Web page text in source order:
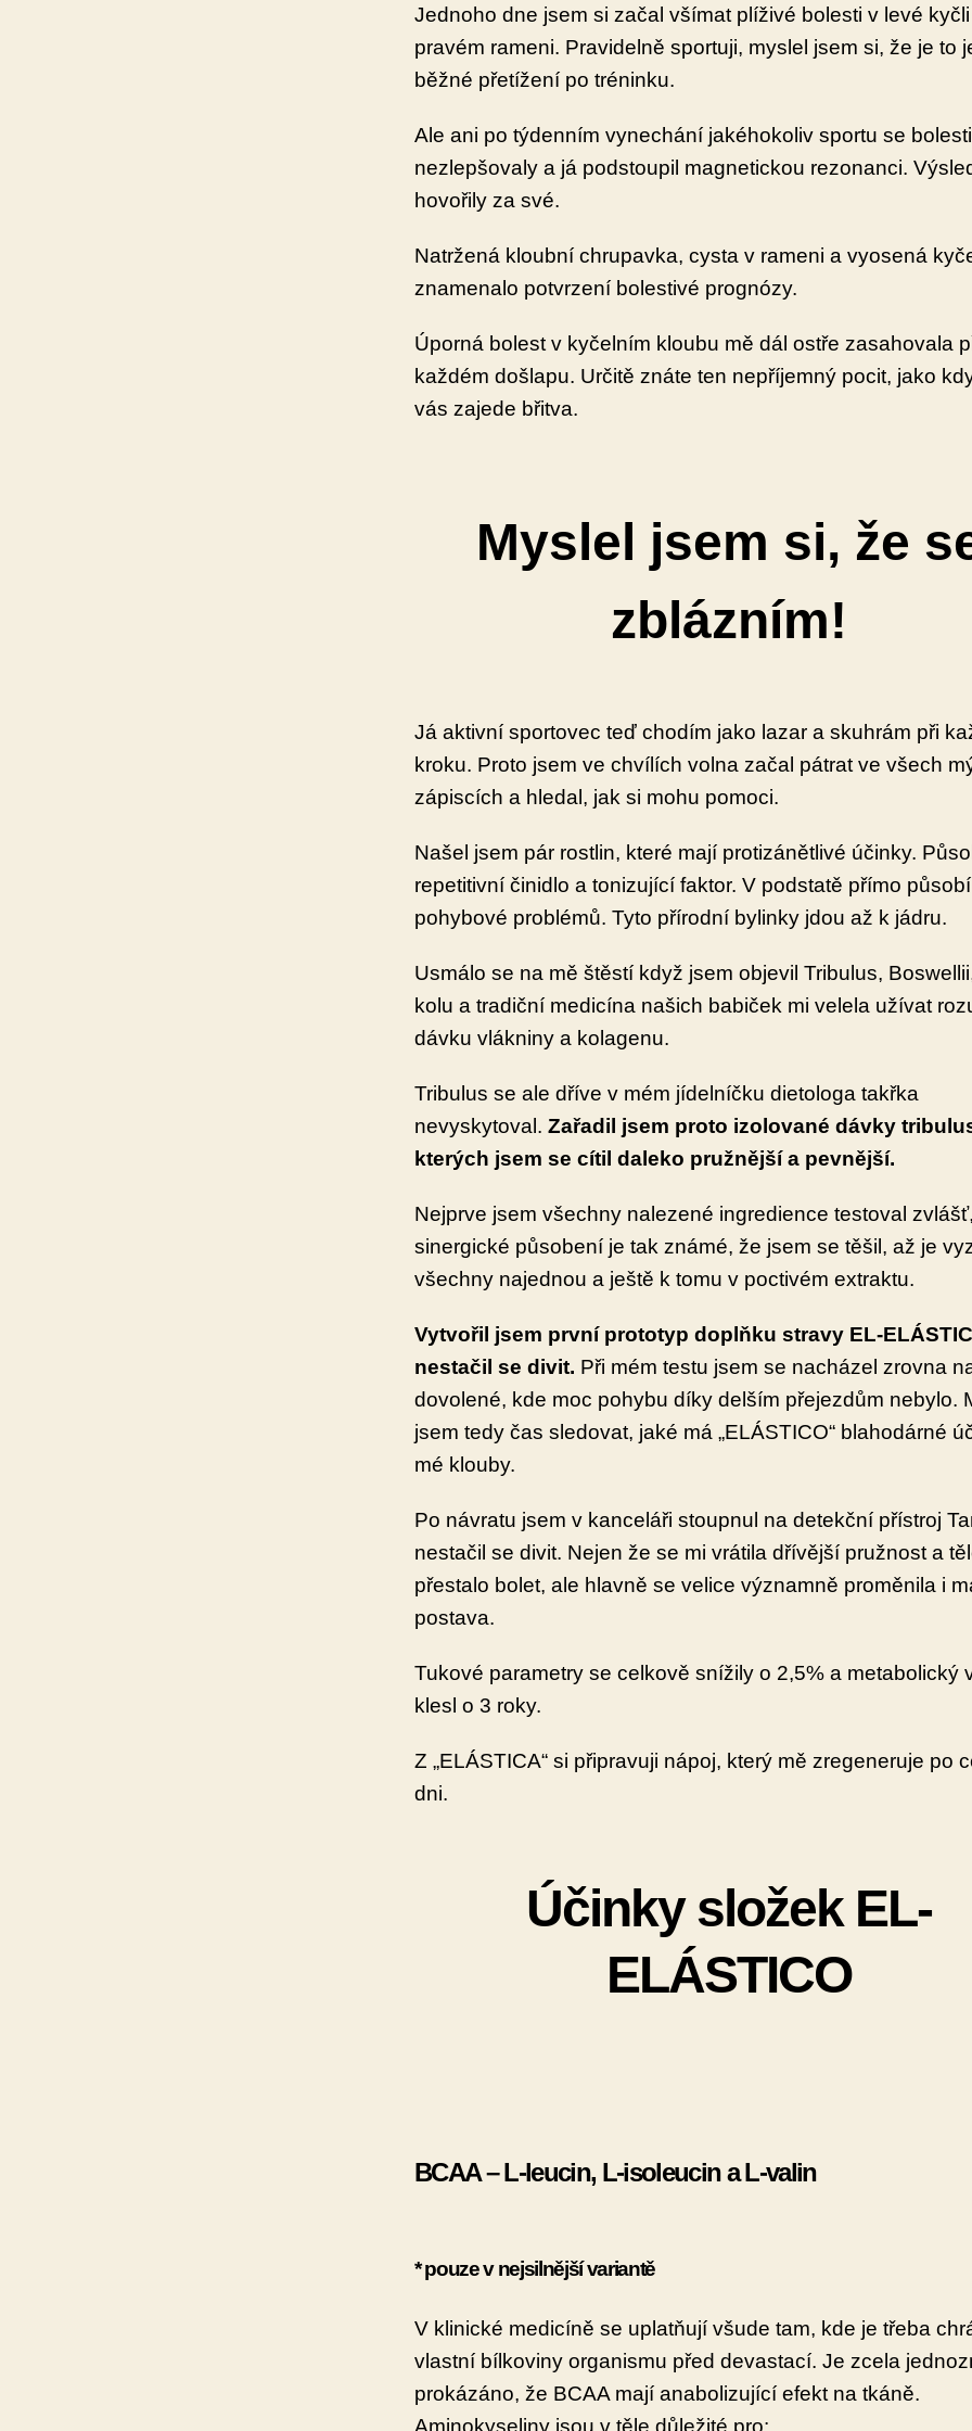
Jednoho dne jsem si začal všímat plíživé bolesti v levé
pravém rameni. Pravidelně sportuji, myslel jsem si, že je to
běžné přetížení po tréninku.
Ale ani po týdenním vynechání jakéhokoliv sportu se bolesti
nezlepšovaly a já podstoupil magnetickou rezonanci.
hovořily za své.
Natržená kloubní chrupavka, cysta v rameni a vyosená
znamenalo potvrzení bolestivé prognózy.
Úporná bolest v kyčelním kloubu mě dál ostře zasahovala
každém došlapu. Určitě znáte ten nepříjemný pocit, jako
vás zajede břitva.
Myslel jsem si, že
zblázním!
Já aktivní sportovec teď chodím jako lazar a skuhrám při
kroku. Proto jsem ve chvílích volna začal pátrat ve všech
zápiscích a hledal, jak si mohu pomoci.
Našel jsem pár rostlin, které mají protizánětlivé účinky.
repetitivní činidlo a tonizující faktor. V podstatě přímo
pohybové problémů. Tyto přírodní bylinky jdou až k jádru.
Usmálo se na mě štěstí když jsem objevil Tribulus,
kolu a tradiční medicína našich babiček mi velela užívat
dávku vlákniny a kolagenu.
Tribulus se ale dříve v mém jídelníčku dietologa takřka
nevyskytoval. Zařadil jsem proto izolované dávky
kterých jsem se cítil daleko pružnější a pevnější.
Nejprve jsem všechny nalezené ingredience testoval
sinergické působení je tak známé, že jsem se těšil, až je
všechny najednou a ještě k tomu v poctivém extraktu.
Vytvořil jsem první prototyp doplňku stravy EL-
nestačil se divit. Při mém testu jsem se nacházel zrovna
dovolené, kde moc pohybu díky delším přejezdům nebylo.
jsem tedy čas sledovat, jaké má „ELÁSTICO“ blahodárné
mé klouby.
Po návratu jsem v kanceláři stoupnul na detekční přístroj
nestačil se divit. Nejen že se mi vrátila dřívější pružnost a
přestalo bolet, ale hlavně se velice významně proměnila i
postava.
Tukové parametry se celkově snížily o 2,5% a metabolický
klesl o 3 roky.
Z „ELÁSTICA“ si připravuji nápoj, který mě zregeneruje po
dni.
Účinky složek EL-
ELÁSTICO
BCAA – L-leucin, L-isoleucin a L-valin
* pouze v nejsilnější variantě
V klinické medicíně se uplatňují všude tam, kde je třeba
vlastní bílkoviny organismu před devastací. Je zcela
prokázáno, že BCAA mají anabolizující efekt na tkáně.
Aminokyseliny jsou v těle důležité pro: